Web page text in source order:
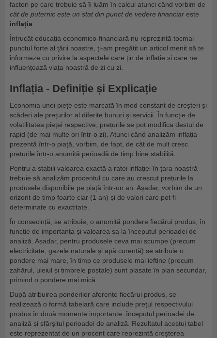
factori pe care trebuie să îi luăm în calcul atunci când vorbim de
cât de puternic este un stat din punct de vedere financiar este
inflația.
Întrucât educația economico-financiară nu reprezintă tocmai
punctul forte al țării noastre, ți-am pregătit un articol menit să te
informeze cu privire la aspectele care țin de inflație și care ne
influențează viața noastră de zi cu zi.
Inflația - Definiție și Explicație
Economia unei piețe este marcată în mod constant de creșteri și
scăderi ale prețurilor al diferite bunuri și servicii. În funcție de
volatilitatea pieței respective, prețurile se pot modifica destul de
rapid (de mai multe ori într-o zi). Atunci când analizăm inflația
prezentă într-o piață, vorbim, de fapt, de cât de mult cresc
prețurile într-o anumită perioadă de timp bine stabilită.
Pentru a stabili valoarea exactă a ratei inflației în țara noastră
trebuie să analizăm procentul cu care au crescut prețurile la
produsele disponibile pe piață într-un an. Așadar, vorbim de un
orizont de timp foarte clar (1 an) și de valori care pot fi
determinate cu exactitate.
În consecință, se atribuie, o anumită pondere fiecărui produs, în
funcție de importanța și valoarea sa la începutul perioadei de
analiză. Așadar, pentru produsele ceva mai scumpe (precum
electricitate, gazele naturale și apă curentă) se atribuie o
pondere mai mare, în timp ce produsele mai ieftine (precum
zahărul, uleiul și timbrele poștale) sunt plasate în plan secundar,
primind o pondere mai mică.
După atribuirea ponderilor aferente fiecărui produs, se
realizează o formă tabelară care include prețul respectivului
produs în două momente importante: începutul perioadei de
analiză și sfârșitul perioadei de analiză. Rezultatul acestui tabel
este reprezentat de un procent care reprezintă creșterea